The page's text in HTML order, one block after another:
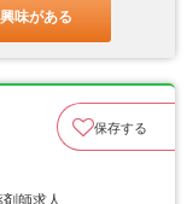
味がある
保存する
師求人